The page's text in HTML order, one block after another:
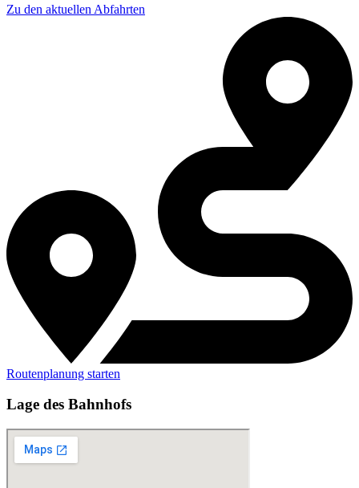
Zu den aktuellen Abfahrten
Routenplanung starten
Lage des Bahnhofs